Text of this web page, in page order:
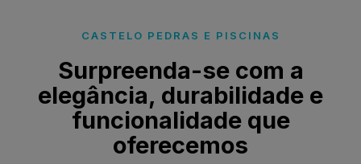
CASTELO PEDRAS E PISCINAS
Surpreenda-se com a
elegância, durabilidade e
funcionalidade que
oferecemos